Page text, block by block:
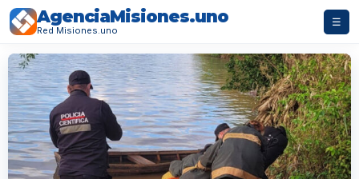
AgenciaMisiones.uno
Red Misiones.uno
☰